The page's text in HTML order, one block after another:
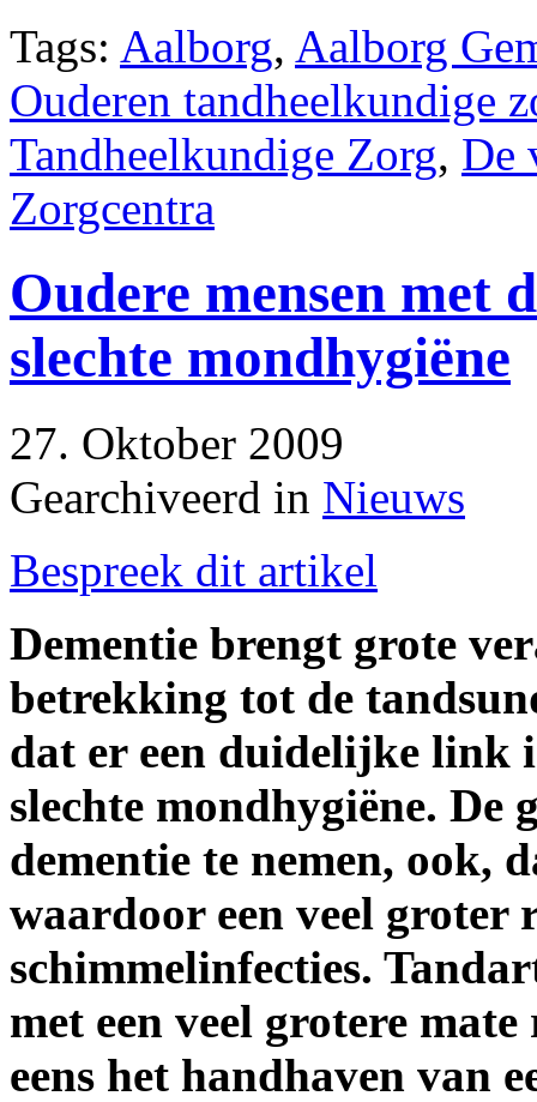
Tags: Aalborg, Aalborg
Ouderen tandheelkundige
Tandheelkundige Zorg, De
Zorgcentra
Oudere mensen met
slechte mondhygiëne
27. Oktober 2009
Gearchiveerd in Nieuws
Bespreek dit artikel
Dementie brengt grote
betrekking tot de
dat er een duidelijke link
slechte mondhygiëne. De
dementie te nemen, ook,
waardoor een veel groter
schimmelinfecties.
met een veel grotere
eens het handhaven van